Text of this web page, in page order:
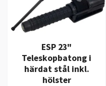
ESP 23"
Teleskopbatong i
härdat stål inkl.
hölster